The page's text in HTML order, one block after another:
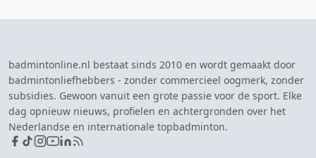
badmintonline.nl bestaat sinds 2010 en wordt gemaakt door
badmintonliefhebbers - zonder commercieel oogmerk, zonder
subsidies. Gewoon vanuit een grote passie voor de sport. Elke
dag opnieuw nieuws, profielen en achtergronden over het
Nederlandse en internationale topbadminton.